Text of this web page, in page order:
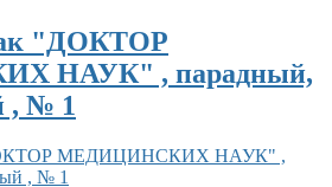
"ДОКТОР
НАУК" , парадный,
, № 1